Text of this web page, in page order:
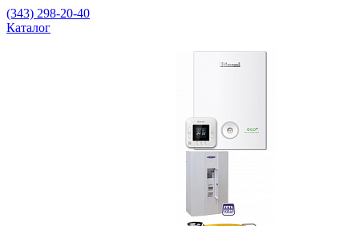
(343) 298-20-40
Каталог